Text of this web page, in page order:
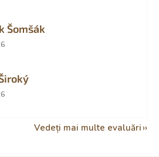
Šomšák
este 5 din 5 stele.
este 5 din 5 stele.
Vedeți mai multe evaluări